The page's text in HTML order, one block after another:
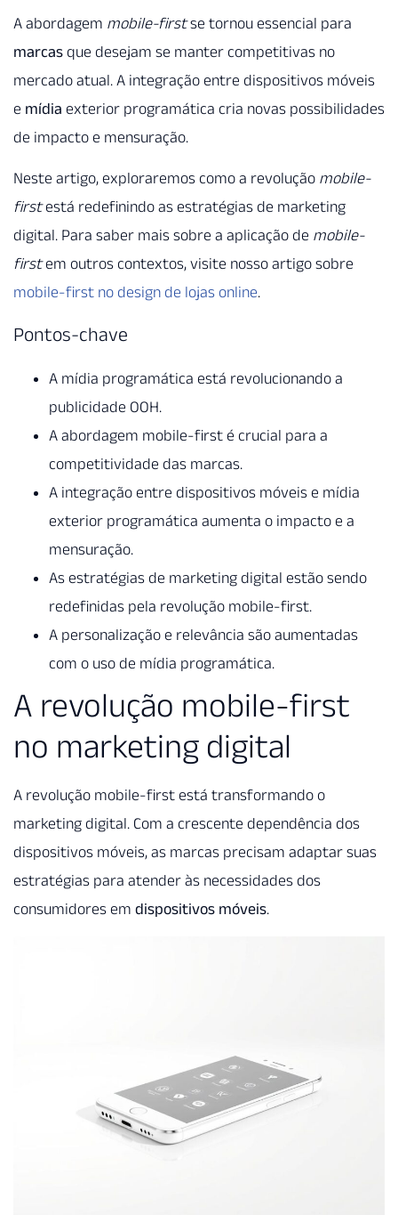
A abordagem mobile-firstse tornou essencial para
marcas que desejam se manter competitivas no
mercado atual. A integração entre dispositivos móveis
e mídia exterior programática cria novas possibilidades
de impacto e mensuração.
Neste artigo, exploraremos como a revolução mobile-
firstestá redefinindo as estratégias de marketing
digital. Para saber mais sobre a aplicação de mobile-
firstem outros contextos, visite nosso artigo sobre
mobile-first no design de lojas online.
Pontos-chave
A mídia programática está revolucionando a
publicidade OOH.
A abordagem mobile-first é crucial para a
competitividade das marcas.
A integração entre dispositivos móveis e mídia
exterior programática aumenta o impacto e a
mensuração.
As estratégias de marketing digital estão sendo
redefinidas pela revolução mobile-first.
A personalização e relevância são aumentadas
com o uso de mídia programática.
A revolução mobile-first
no marketing digital
A revolução mobile-first está transformando o
marketing digital. Com a crescente dependência dos
dispositivos móveis, as marcas precisam adaptar suas
estratégias para atender às necessidades dos
consumidores em dispositivos móveis.